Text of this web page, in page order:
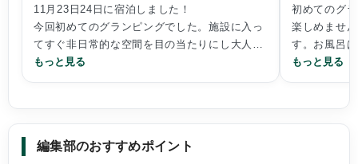
11月23日24日に宿泊しました！
今回初めてのグランピングでした。施設に入っ
てすぐ非日常的な空間を目の当たりにし大人4
人はしゃいでしまいました。温もりのある焚き
れがグランピングかと感動しました。あっとい
もっと見る
初めてのグ
楽しめませ
す。お風呂
ました。
もっと見る
編集部のおすすめポイント